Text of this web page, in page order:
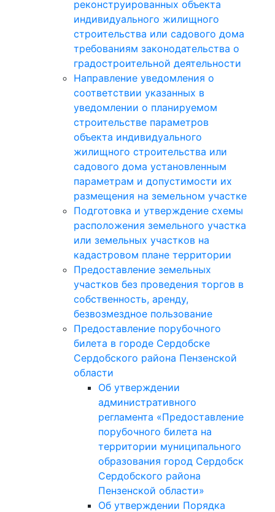
реконструированных объекта
индивидуального жилищного
строительства или садового дома
требованиям законодательства о
градостроительной деятельности
Направление уведомления о
соответствии указанных в
уведомлении о планируемом
строительстве параметров
объекта индивидуального
жилищного строительства или
садового дома установленным
параметрам и допустимости их
размещения на земельном участке
Подготовка и утверждение схемы
расположения земельного участка
или земельных участков на
кадастровом плане территории
Предоставление земельных
участков без проведения торгов в
собственность, аренду,
безвозмездное пользование
Предоставление порубочного
билета в городе Сердобске
Сердобского района Пензенской
области
Об утверждении
административного
регламента «Предоставление
порубочного билета на
территории муниципального
образования город Сердобск
Сердобского района
Пензенской области»
Об утверждении Порядка